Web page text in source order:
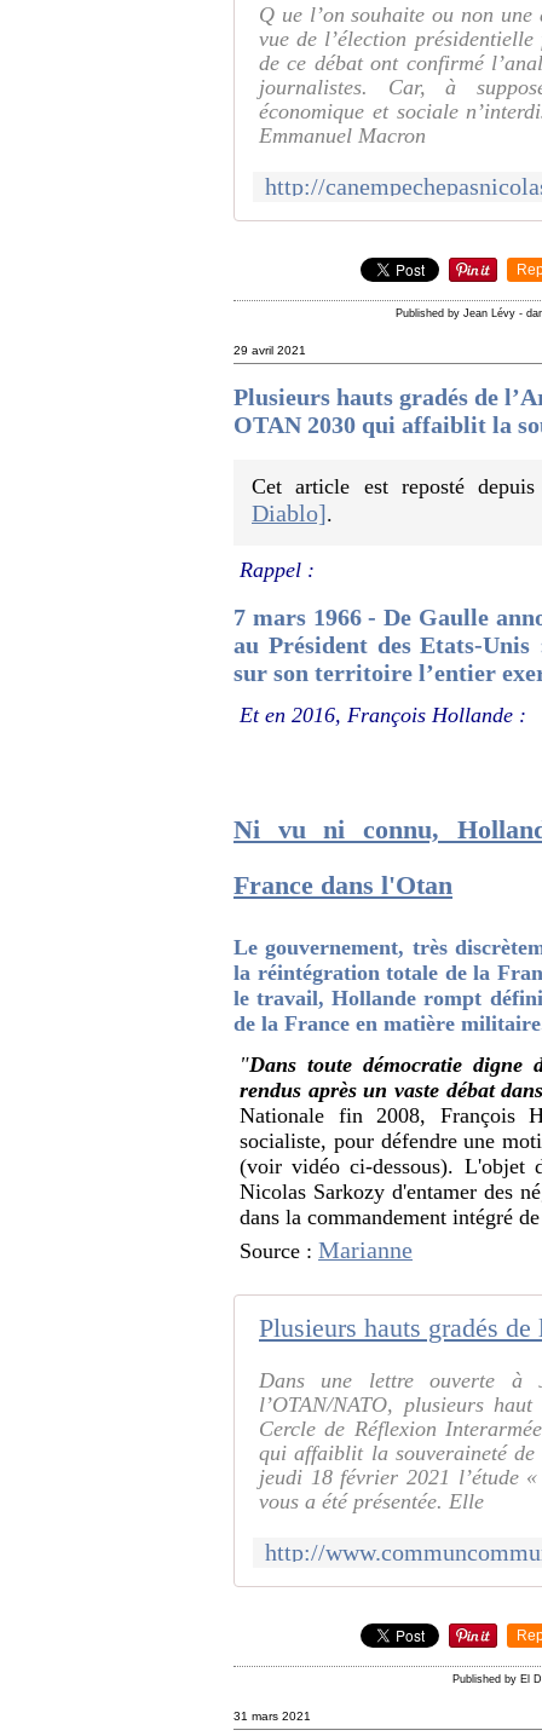
Q ue l’on souhaite ou non
vue de l’élection
de ce débat ont confirmé
journalistes. Car, à
économique et sociale
Emmanuel Macron
Published by Jean Lévy -
29 avril 2021
Plusieurs hauts gradés de
OTAN 2030 qui affaiblit la
Cet article est reposté
Diablo].
Rappel :
7 mars 1966 - De Gaulle
au Président des Etats-
sur son territoire l’entier
Et en 2016, François Hollande :
Ni vu ni connu,
France dans l'Otan
Le gouvernement, très
la réintégration totale de la
le travail, Hollande rompt
de la France en matière
"Dans toute démocratie digne
rendus après un vaste débat
Nationale fin 2008, François
socialiste, pour défendre une
(voir vidéo ci-dessous). L'objet
Nicolas Sarkozy d'entamer des
dans la commandement intégré
Source :Marianne
Dans une lettre ouverte à
l’OTAN/NATO, plusieurs
Cercle de Réflexion
qui affaiblit la souveraineté
jeudi 18 février 2021 l’étude
vous a été présentée. Elle
Published by El
31 mars 2021